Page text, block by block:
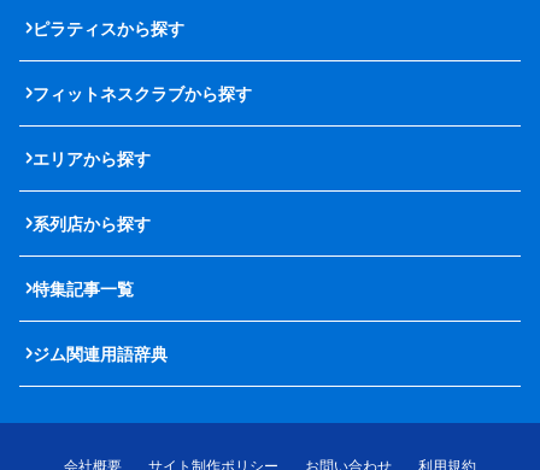
ピラティスから探す
フィットネスクラブから探す
エリアから探す
系列店から探す
特集記事一覧
ジム関連用語辞典
会社概要 サイト制作ポリシー お問い合わせ 利用規約